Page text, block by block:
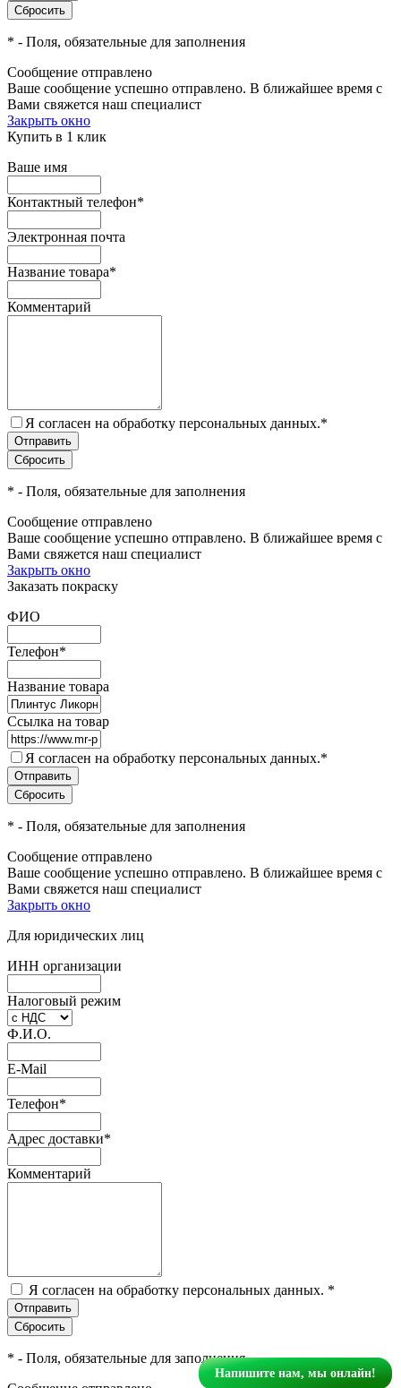
* - Поля, обязательные для заполнения
Сообщение отправлено
Ваше сообщение успешно отправлено. В ближайшее время с
Вами свяжется наш специалист
Закрыть окно
Купить в 1 клик
Ваше имя
Контактный телефон*
Электронная почта
Название товара*
Комментарий
Я согласен на обработку персональных данных.*
* - Поля, обязательные для заполнения
Сообщение отправлено
Ваше сообщение успешно отправлено. В ближайшее время с
Вами свяжется наш специалист
Закрыть окно
Заказать покраску
ФИО
Телефон*
Название товара
Ссылка на товар
Я согласен на обработку персональных данных.*
* - Поля, обязательные для заполнения
Сообщение отправлено
Ваше сообщение успешно отправлено. В ближайшее время с
Вами свяжется наш специалист
Закрыть окно
Для юридических лиц
ИНН организации
Налоговый режим
Ф.И.О.
E-Mail
Телефон*
Адрес доставки*
Комментарий
Я согласен на обработку персональных данных. *
* - Поля, обязательные для заполнения
Напишите нам, мы онлайн!